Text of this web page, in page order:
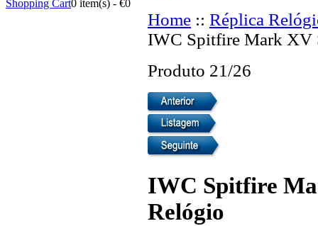
Shopping Cart0 item(s) - €0
Home :: Réplica
IWC Spitfire Mark XV
Produto 21/26
IWC Spitfire
Relógio